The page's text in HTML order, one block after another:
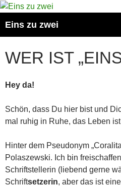
Eins zu zwei
SPRINGEN
WER IST
Hey da!
Schön, dass Du hier bist und
mal ruhig in Ruhe, das Leben
Hinter dem Pseudonym
Polaszewski. Ich bin
Schriftstellerin (liebend gerne
Schriftsetzerin, aber das ist